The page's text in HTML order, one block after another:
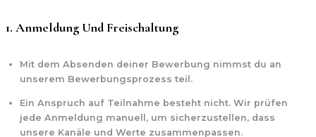
1. Anmeldung Und Freischaltung
Mit dem Absenden deiner Bewerbung nimmst du an
unserem Bewerbungsprozess teil.
Ein Anspruch auf Teilnahme besteht nicht. Wir prüfen
jede Anmeldung manuell, um sicherzustellen, dass
unsere Kanäle und Werte zusammenpassen.